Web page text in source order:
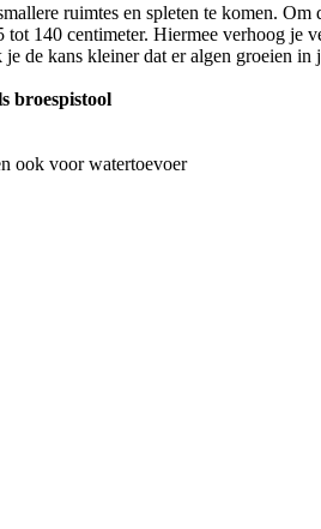
ruimtes en spleten te komen.
140 centimeter. Hiermee verhoog
de kans kleiner dat er algen groeien in
broespistool
ook voor watertoevoer